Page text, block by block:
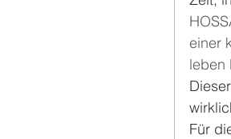
einer
leben
Für